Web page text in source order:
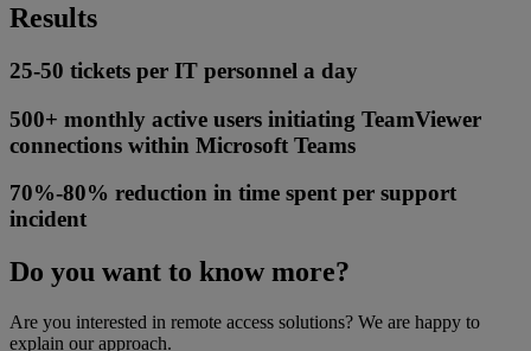
Results
25-50 tickets per IT personnel a day
500+ monthly active users initiating TeamViewer
connections within Microsoft Teams
70%-80% reduction in time spent per support
incident
Do you want to know more?
Are you interested in remote access solutions? We are happy to
explain our approach.